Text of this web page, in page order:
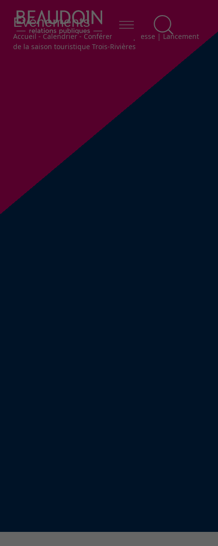
Événements
Fil d'Ariane
Accueil-Calendrier-Conférence de presse | Lancement
de la saison touristique Trois-Rivières